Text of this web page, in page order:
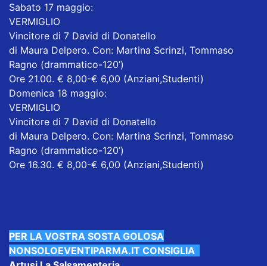
Sabato 17 maggio:
VERMIGLIO
Vincitore di 7 David di Donatello
di Maura Delpero. Con: Martina Scrinzi, Tommaso
Ragno (drammatico-120’)
Ore 21.00. € 8,00-€ 6,00 (Anziani,Studenti)
Domenica 18 maggio:
VERMIGLIO
Vincitore di 7 David di Donatello
di Maura Delpero. Con: Martina Scrinzi, Tommaso
Ragno (drammatico-120’)
Ore 16.30. € 8,00-€ 6,00 (Anziani,Studenti)
PER LA VOSTRA SOSTA GOLOSA
NONSOLOEVENTIPARMA.IT CONSIGLIA